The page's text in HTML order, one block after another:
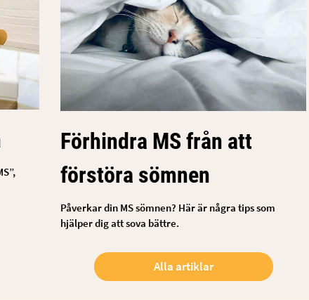
Förhindra MS från att
förstöra sömnen
Påverkar din MS sömnen? Här är några tips som
hjälper dig att sova bättre.
Alla artiklar